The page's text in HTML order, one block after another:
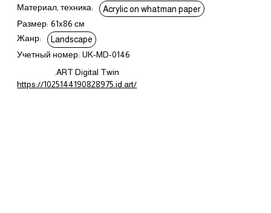
Материал, техника:
Acrylic on whatman paper
Размер: 61x86 см
Жанр:
Landscape
Учетный номер: UK-MD-0146
.ART Digital Twin
https://1025144190828975.id.art/